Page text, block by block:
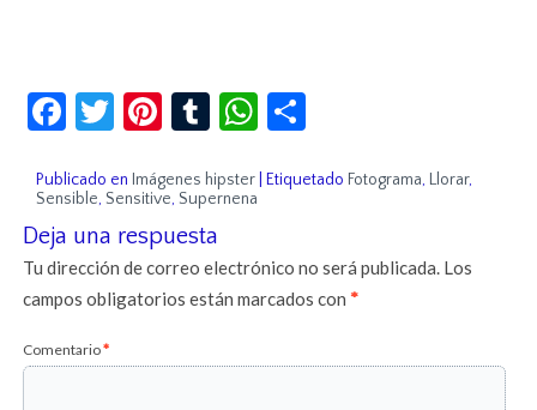
Facebook
Twitter
Pinterest
TumblrWhatsApp
Publicado en Imágenes hipster Etiquetado Fotograma, Llorar,
Sensible, Sensitive, Supernena
Deja una respuesta
Tu dirección de correo electrónico no será publicada. Los
campos obligatorios están marcados con*
Comentario*